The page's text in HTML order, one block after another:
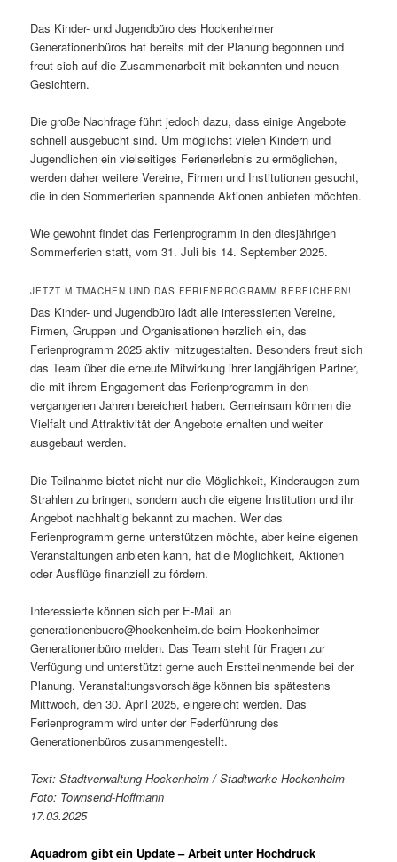
Das Kinder- und Jugendbüro des Hockenheimer
Generationenbüros hat bereits mit der Planung begonnen und
freut sich auf die Zusammenarbeit mit bekannten und neuen
Gesichtern.
Die große Nachfrage führt jedoch dazu, dass einige Angebote
schnell ausgebucht sind. Um möglichst vielen Kindern und
Jugendlichen ein vielseitiges Ferienerlebnis zu ermöglichen,
werden daher weitere Vereine, Firmen und Institutionen gesucht,
die in den Sommerferien spannende Aktionen anbieten möchten.
Wie gewohnt findet das Ferienprogramm in den diesjährigen
Sommerferien statt, vom 31. Juli bis 14. September 2025.
JETZT MITMACHEN UND DAS FERIENPROGRAMM BEREICHERN!
Das Kinder- und Jugendbüro lädt alle interessierten Vereine,
Firmen, Gruppen und Organisationen herzlich ein, das
Ferienprogramm 2025 aktiv mitzugestalten. Besonders freut sich
das Team über die erneute Mitwirkung ihrer langjährigen Partner,
die mit ihrem Engagement das Ferienprogramm in den
vergangenen Jahren bereichert haben. Gemeinsam können die
Vielfalt und Attraktivität der Angebote erhalten und weiter
ausgebaut werden.
Die Teilnahme bietet nicht nur die Möglichkeit, Kinderaugen zum
Strahlen zu bringen, sondern auch die eigene Institution und ihr
Angebot nachhaltig bekannt zu machen. Wer das
Ferienprogramm gerne unterstützen möchte, aber keine eigenen
Veranstaltungen anbieten kann, hat die Möglichkeit, Aktionen
oder Ausflüge finanziell zu fördern.
Interessierte können sich per E-Mail an
generationenbuero@hockenheim.de beim Hockenheimer
Generationenbüro melden. Das Team steht für Fragen zur
Verfügung und unterstützt gerne auch Erstteilnehmende bei der
Planung. Veranstaltungsvorschläge können bis spätestens
Mittwoch, den 30. April 2025, eingereicht werden. Das
Ferienprogramm wird unter der Federführung des
Generationenbüros zusammengestellt.
Text: Stadtverwaltung Hockenheim / Stadtwerke Hockenheim
Foto: Townsend-Hoffmann
17.03.2025
Aquadrom gibt ein Update – Arbeit unter Hochdruck